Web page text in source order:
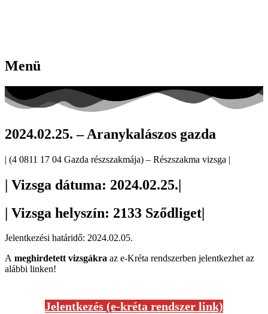
Menü
2024.02.25. – Aranykalászos gazda
| (4 0811 17 04 Gazda részszakmája) – Részszakma vizsga |
| Vizsga dátuma: 2024.02.25.|
| Vizsga helyszín: 2133 Sződliget|
Jelentkezési határidő: 2024.02.05.
A meghirdetett vizsgákra az e-Kréta rendszerben jelentkezhet az
alábbi linken!
Jelentkezés (e-kréta rendszer link)